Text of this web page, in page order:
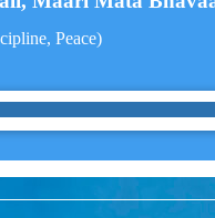
Peace)